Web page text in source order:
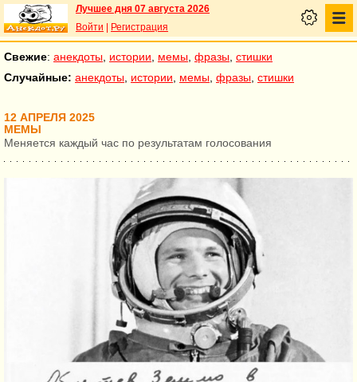
Лучшее дня 07 августа 2026
Войти
Регистрация
Свежие: анекдоты истории мемы фразы стишки
Случайные: анекдоты истории мемы фразы стишки
12 АПРЕЛЯ 2025
МЕМЫ
Меняется каждый час по результатам голосования